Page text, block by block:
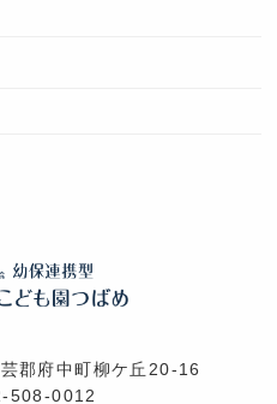
郡府中町柳ケ丘20-16
508-0012